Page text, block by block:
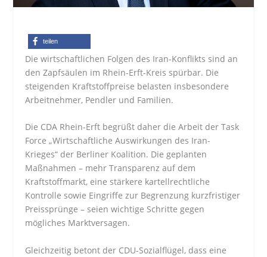
teilen
Die wirtschaftlichen Folgen des Iran-Konflikts sind an
den Zapfsäulen im Rhein-Erft-Kreis spürbar. Die
steigenden Kraftstoffpreise belasten insbesondere
Arbeitnehmer, Pendler und Familien.
Die CDA Rhein-Erft begrüßt daher die Arbeit der Task
Force „Wirtschaftliche Auswirkungen des Iran-
Krieges“ der Berliner Koalition. Die geplanten
Maßnahmen – mehr Transparenz auf dem
Kraftstoffmarkt, eine stärkere kartellrechtliche
Kontrolle sowie Eingriffe zur Begrenzung kurzfristiger
Preissprünge – seien wichtige Schritte gegen
mögliches Marktversagen.
Gleichzeitig betont der CDU-Sozialflügel, dass eine